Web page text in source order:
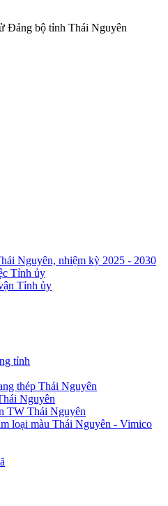
Đảng bộ tỉnh Thái Nguyên
Nguyên, nhiệm kỳ 2025 - 2030
Tỉnh ủy
Tỉnh ủy
tỉnh
thép Thái Nguyên
Nguyên
TW Thái Nguyên
loại màu Thái Nguyên - Vimico